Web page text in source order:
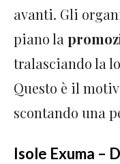
avanti. Gli
piano la
tralasciando la
Questo è il
scontando una
Isole Exuma –